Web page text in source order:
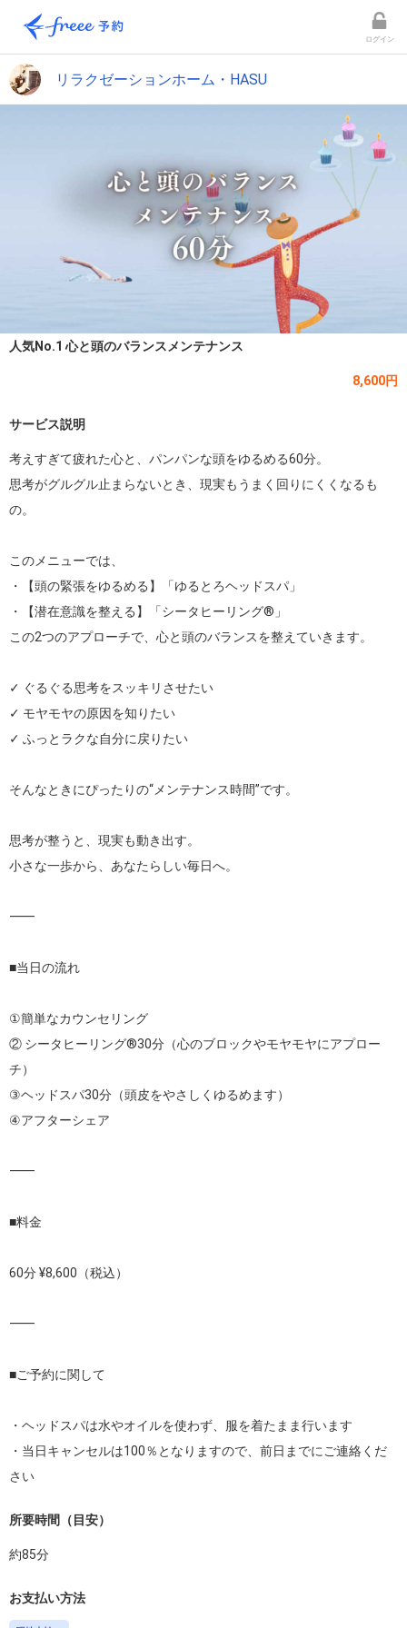
ログイン
リラクゼーションホーム・HASU
人気No.1 心と頭のバランスメンテナンス
8,600円
サービス説明
考えすぎて疲れた心と、パンパンな頭をゆるめる60分。
思考がグルグル止まらないとき、現実もうまく回りにくくなるも
の。
このメニューでは、
・【頭の緊張をゆるめる】「ゆるとろヘッドスパ」
・【潜在意識を整える】「シータヒーリング®」
この2つのアプローチで、心と頭のバランスを整えていきます。
✓ ぐるぐる思考をスッキリさせたい
✓ モヤモヤの原因を知りたい
✓ ふっとラクな自分に戻りたい
そんなときにぴったりの“メンテナンス時間”です。
思考が整うと、現実も動き出す。
小さな一歩から、あなたらしい毎日へ。
⸻
■当日の流れ
①簡単なカウンセリング
② シータヒーリング®30分（心のブロックやモヤモヤにアプロー
チ）
③ヘッドスパ30分（頭皮をやさしくゆるめます）
④アフターシェア
⸻
■料金
60分 ¥8,600（税込）
⸻
■ご予約に関して
・ヘッドスパは水やオイルを使わず、服を着たまま行います
・当日キャンセルは100％となりますので、前日までにご連絡くだ
さい
所要時間（目安）
約85分
お支払い方法